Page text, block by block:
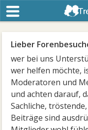
Lieber
wer bei uns
wer helfen möchte,
Moderatoren und
und achten darauf,
Sachliche,
Beiträge sind